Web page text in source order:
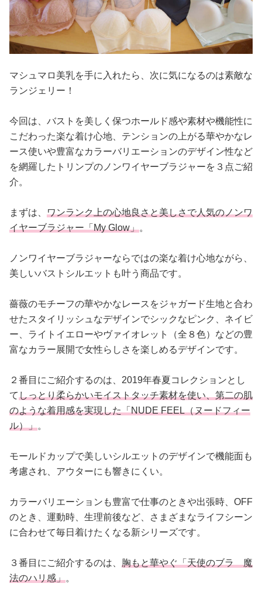
マシュマロ美乳を手に入れたら、次に気になるのは素敵な
ランジェリー！
今回は、バストを美しく保つホールド感や素材や機能性に
こだわった楽な着け心地、テンションの上がる華やかなレ
ース使いや豊富なカラーバリエーションのデザイン性など
を網羅したトリンプのノンワイヤーブラジャーを３点ご紹
介。
まずは、 ワンランク上の心地良さと美しさで人気のノンワ
イヤーブラジャー「My Glow」。
ノンワイヤーブラジャーならではの楽な着け心地ながら、
美しいバストシルエットも叶う商品です。
薔薇のモチーフの華やかなレースをジャガード生地と合わ
せたスタイリッシュなデザインでシックなピンク、ネイビ
ー、ライトイエローやヴァイオレット（全８色）などの豊
富なカラー展開で女性らしさを楽しめるデザインです。
２番目にご紹介するのは、2019年春夏コレクションとし
てしっとり柔らかいモイストタッチ素材を使い、第二の肌
のような着用感を実現した「NUDE FEEL（ヌードフィー
ル）」。
モールドカップで美しいシルエットのデザインで機能面も
考慮され、アウターにも響きにくい。
カラーバリエーションも豊富で仕事のときや出張時、OFF
のとき、運動時、生理前後など、さまざまなライフシーン
に合わせて毎日着けたくなる新シリーズです。
３番目にご紹介するのは、 胸もと華やぐ「天使のブラ 魔
法のハリ感」。